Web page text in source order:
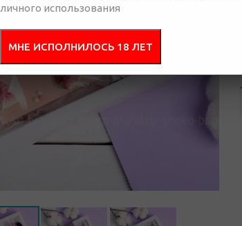
личного использования
МНЕ ИСПОЛНИЛОСЬ 18 ЛЕТ